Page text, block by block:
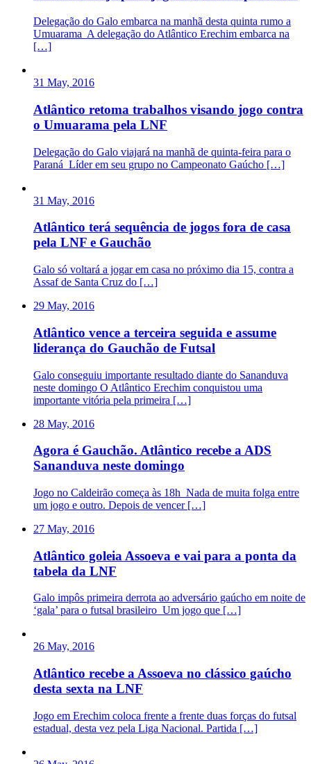
Delegação do Galo embarca na manhã desta quinta rumo a
Umuarama A delegação do Atlântico Erechim embarca na
[…]
31 May, 2016
Atlântico retoma trabalhos visando jogo contra
o Umuarama pela LNF
Delegação do Galo viajará na manhã de quinta-feira para o
Paraná Líder em seu grupo no Campeonato Gaúcho […]
31 May, 2016
Atlântico terá sequência de jogos fora de casa
pela LNF e Gauchão
Galo só voltará a jogar em casa no próximo dia 15, contra a
Assaf de Santa Cruz do […]
29 May, 2016
Atlântico vence a terceira seguida e assume
liderança do Gauchão de Futsal
Galo conseguiu importante resultado diante do Sananduva
neste domingo O Atlântico Erechim conquistou uma
importante vitória pela primeira […]
28 May, 2016
Agora é Gauchão. Atlântico recebe a ADS
Sananduva neste domingo
Jogo no Caldeirão começa às 18h Nada de muita folga entre
um jogo e outro. Depois de vencer […]
27 May, 2016
Atlântico goleia Assoeva e vai para a ponta da
tabela da LNF
Galo impôs primeira derrota ao adversário gaúcho em noite de
‘gala’ para o futsal brasileiro Um jogo que […]
26 May, 2016
Atlântico recebe a Assoeva no clássico gaúcho
desta sexta na LNF
Jogo em Erechim coloca frente a frente duas forças do futsal
estadual, desta vez pela Liga Nacional. Partida […]